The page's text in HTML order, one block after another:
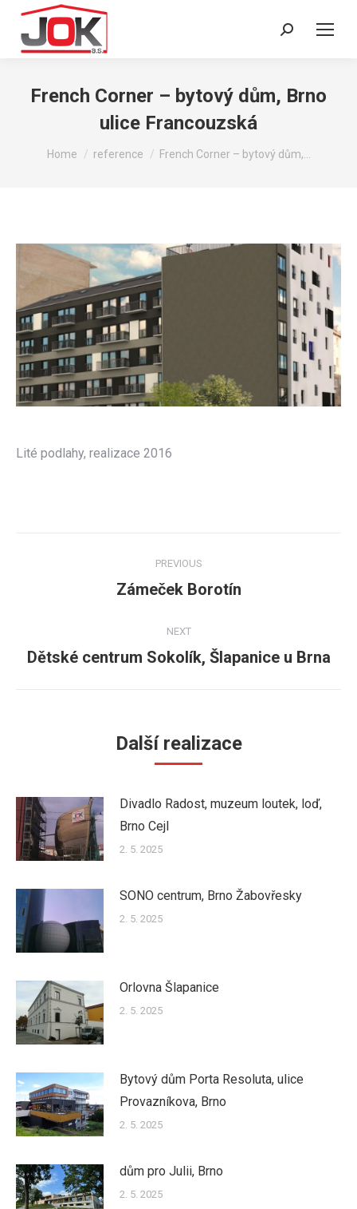
Search:
French Corner – bytový dům, Brno
ulice Francouzská
You are here:
Home reference French Corner – bytový dům,…
Lité podlahy, realizace 2016
navigation
PREVIOUS
Previous
Zámeček Borotín
NEXT
Next
Dětské centrum Sokolík, Šlapanice u Brna
Další realizace
Divadlo Radost, muzeum loutek, loď,
Brno Cejl
2. 5. 2025
SONO centrum, Brno Žabovřesky
2. 5. 2025
Orlovna Šlapanice
2. 5. 2025
Bytový dům Porta Resoluta, ulice
Provazníkova, Brno
2. 5. 2025
dům pro Julii, Brno
2. 5. 2025